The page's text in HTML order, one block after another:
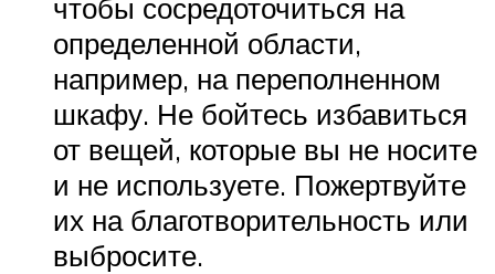
чтобы сосредоточиться на
определенной области,
например, на переполненном
шкафу. Не бойтесь избавиться
от вещей, которые вы не носите
и не используете. Пожертвуйте
их на благотворительность или
выбросите.